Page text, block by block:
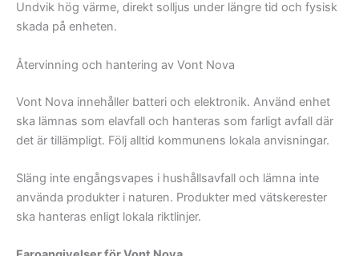
Undvik hög värme, direkt solljus under längre tid och fysisk
skada på enheten.
Återvinning och hantering av Vont Nova
Vont Nova innehåller batteri och elektronik. Använd enhet
ska lämnas som elavfall och hanteras som farligt avfall där
det är tillämpligt. Följ alltid kommunens lokala anvisningar.
Släng inte engångsvapes i hushållsavfall och lämna inte
använda produkter i naturen. Produkter med vätskerester
ska hanteras enligt lokala riktlinjer.